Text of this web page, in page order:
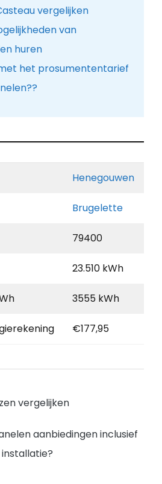
vergelijken
van
huren
het prosumententarief
Henegouwen
Brugelette
79400
23.510 kWh
3555 kWh
€177,95
vergelijken
aanbiedingen inclusief
installatie?